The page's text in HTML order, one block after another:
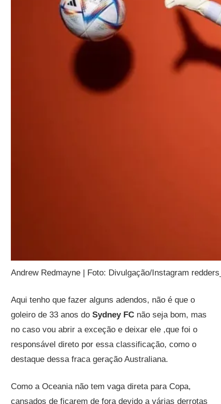
Andrew Redmayne | Foto: Divulgação/Instagram
Aqui tenho que fazer alguns adendos, não é que o
goleiro de 33 anos doSydney FC não seja bom, mas
no caso vou abrir a exceção e deixar ele ,que foi o
responsável direto por essa classificação, como o
destaque dessa fraca geração Australiana.
Como a Oceania não tem vaga direta para Copa,
cansados de ficarem de fora devido a várias derrotas